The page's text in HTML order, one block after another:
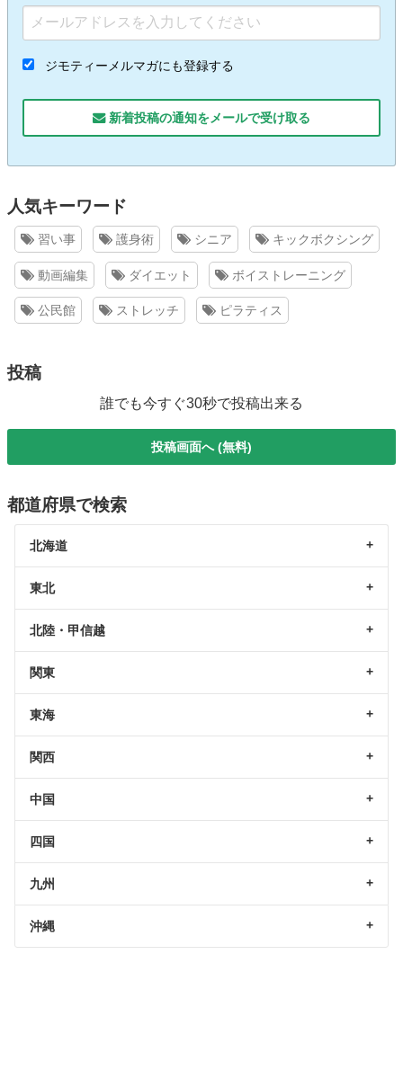
ジモティーメルマガにも登録する
新着投稿の通知をメールで受け取る
人気キーワード
習い事 護身術 シニア キックボクシング
動画編集 ダイエット ボイストレーニング
公民館 ストレッチ ピラティス
投稿
誰でも今すぐ30秒で投稿出来る
投稿画面へ (無料)
都道府県で検索
北海道
東北
北陸・甲信越
関東
東海
関西
中国
四国
九州
沖縄